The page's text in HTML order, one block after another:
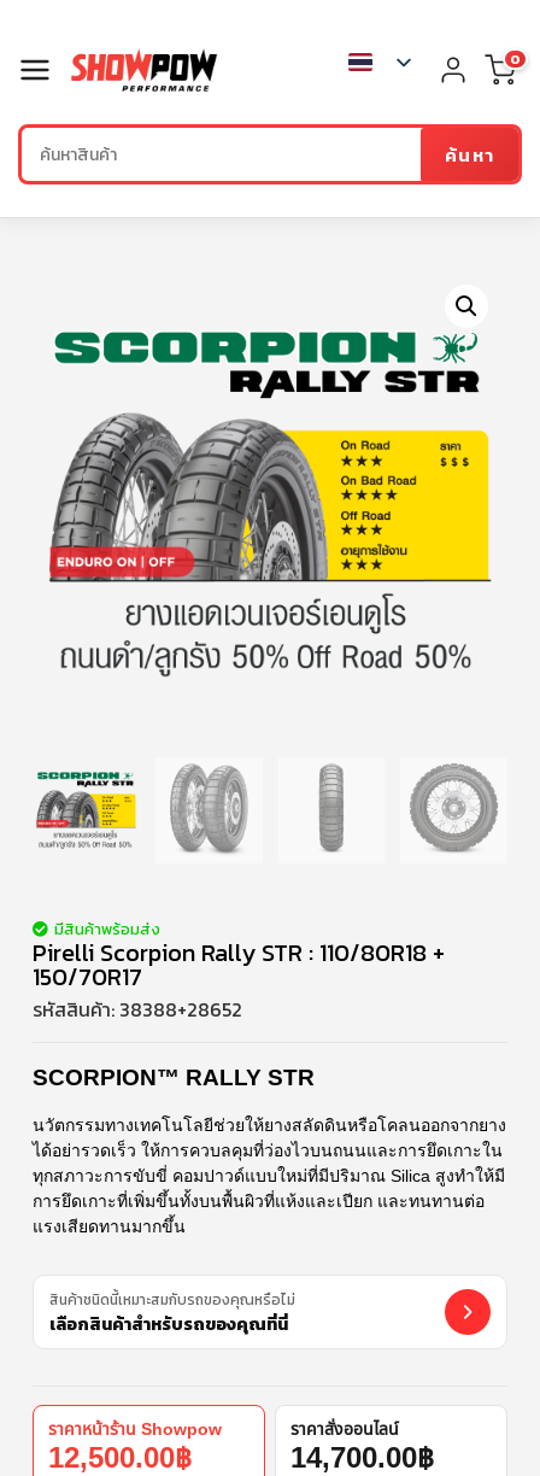
ค้นหา
0
มีสินค้าพร้อมส่ง
Pirelli Scorpion Rally STR : 110/80R18 +
150/70R17
รหัสสินค้า: 38388+28652
SCORPION™ RALLY STR
นวัตกรรมทางเทคโนโลยีช่วยให้ยางสลัดดินหรือโคลนออกจากยาง
ได้อย่ารวดเร็ว ให้การควบลคุมที่ว่องไวบนถนนและการยึดเกาะใน
ทุกสภาวะการขับขี่ คอมปาวด์แบบใหม่ที่มีปริมาณ Silica สูงทำให้มี
การยึดเกาะที่เพิ่มขึ้นทั้งบนพื้นผิวที่แห้งและเปียก และทนทานต่อ
แรงเสียดทานมากขึ้น
สินค้าชนิดนี้เหมาะสมกับรถของคุณหรือไม่
เลือกสินค้าสำหรับรถของคุณที่นี่
ราคาหน้าร้าน Showpow
12,500.00฿
ราคาสั่งออนไลน์
14,700.00฿